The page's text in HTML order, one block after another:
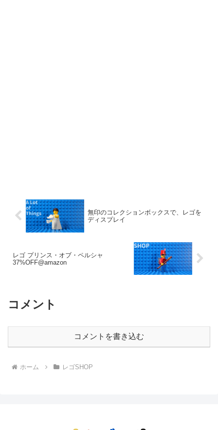
無印のコレクションボックスで、レゴを
ディスプレイ
レゴ プリンス・オブ・ペルシャ
37%OFF@amazon
コメント
コメントを書き込む
ホーム レゴSHOP